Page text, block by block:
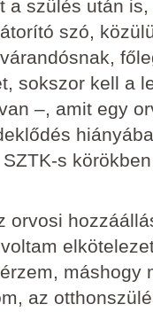
a szülés után
szó,
sokszor kell a
‒, amit egy
s
orvosi
máshogy
az